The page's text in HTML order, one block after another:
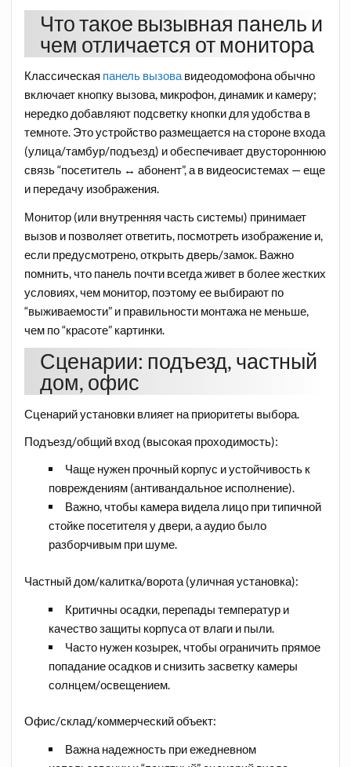
Что такое вызывная панель и
чем отличается от монитора
Классическая панель вызова видеодомофона обычно
включает кнопку вызова, микрофон, динамик и камеру;
нередко добавляют подсветку кнопки для удобства в
темноте. Это устройство размещается на стороне входа
(улица/тамбур/подъезд) и обеспечивает двустороннюю
связь “посетитель ↔ абонент”, а в видеосистемах — еще
и передачу изображения.
Монитор (или внутренняя часть системы) принимает
вызов и позволяет ответить, посмотреть изображение и,
если предусмотрено, открыть дверь/замок. Важно
помнить, что панель почти всегда живет в более жестких
условиях, чем монитор, поэтому ее выбирают по
“выживаемости” и правильности монтажа не меньше,
чем по “красоте” картинки.
Сценарии: подъезд, частный
дом, офис
Сценарий установки влияет на приоритеты выбора.
Подъезд/общий вход (высокая проходимость):
Чаще нужен прочный корпус и устойчивость к
повреждениям (антивандальное исполнение).
Важно, чтобы камера видела лицо при типичной
стойке посетителя у двери, а аудио было
разборчивым при шуме.​
Частный дом/калитка/ворота (уличная установка):
Критичны осадки, перепады температур и
качество защиты корпуса от влаги и пыли.
Часто нужен козырек, чтобы ограничить прямое
попадание осадков и снизить засветку камеры
солнцем/освещением.​
Офис/склад/коммерческий объект:
Важна надежность при ежедневном